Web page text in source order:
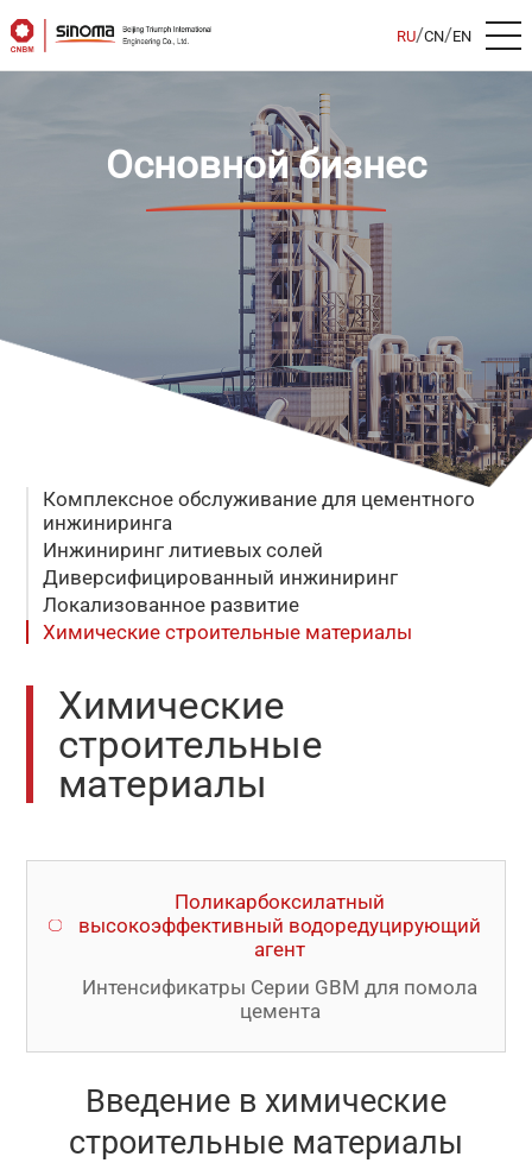
RU/CN/EN
Основной бизнес
Комплексное обслуживание для цементного
инжиниринга
Инжиниринг литиевых солей
Диверсифицированный инжиниринг
Локализованное развитие
Химические строительные материалы
Химические
строительные
материалы
Поликарбоксилатный
высокоэффективный водоредуцирующий
агент
Интенсификатры Cерии GBM для помола
цемента
Введение в химические
строительные материалы